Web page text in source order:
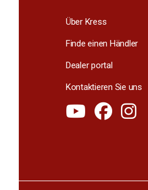
Über Kress
Finde einen Händler
Dealer portal
Kontaktieren Sie uns